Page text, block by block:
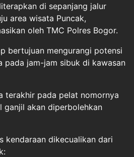
di sepanjang jalur
area wisata Puncak,
oleh TMC Polres Bogor.
bertujuan mengurangi potensi
pada jam-jam sibuk di kawasan
terakhir pada pelat nomornya
ganjil akan diperbolehkan
kendaraan dikecualikan dari